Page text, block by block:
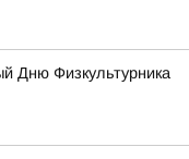
Дню Физкультурника